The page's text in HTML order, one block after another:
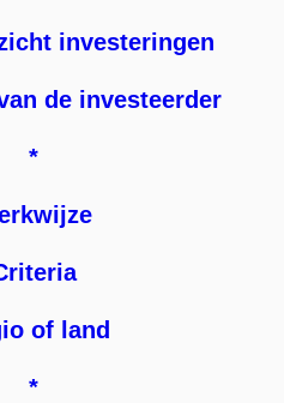
investeringen
de investeerder
*
of land
*